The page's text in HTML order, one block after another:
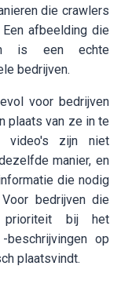
die crawlers
afbeelding die
is een echte
bedrijven.
voor bedrijven
plaats van ze in te
video's zijn niet
manier, en
die nodig
bedrijven die
prioriteit bij het
op
plaatsvindt.